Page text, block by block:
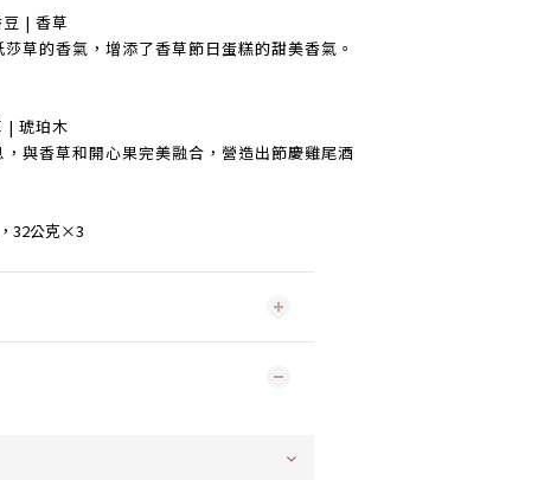
| 香草
草的香氣，增添了香草節日蛋糕的甜美香氣。
| 琥珀木
與香草和開心果完美融合，營造出節慶雞尾酒
32公克×3